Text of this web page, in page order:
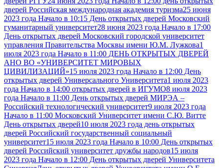
дверей Российская международная академия туризма25 июня
2023 года Начало в 10:15 День открытых дверей Московский
гуманитарный университет28 июня 2023 года Начало в 17:00
День открытых дверей Московский городской университет
управления Правительства Москвы имени Ю.М. Лужкова1
июля 2023 года Начало в 11:00 ДЕНЬ ОТКРЫТЫХ ДВЕРЕЙ
АНО ВО «УНИВЕРСИТЕТ МИРОВЫХ
ЦИВИЛИЗАЦИЙ»15 июля 2023 года Начало в 12:00 День
открытых дверей Универсального Университета1 июля 2023
года Начало в 14:00 открытых дверей в ИГУМО8 июля 2023
года Начало в 11:00 День открытых дверей МИРЭА –
Российский технологический университет9 июля 2023 года
Начало в 11:00 Московский Университет имени С.Ю. Витте
День открытых дверей10 июля 2023 года день открытых
дверей Российский государственный социальный
университет15 июля 2023 года Начало в 10:00 День открытых
дверей Российский университет дружбы народов15 июля
2023 года Начало в 12:00 День открытых дверей Университета